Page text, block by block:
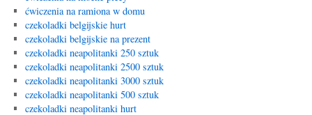
ćwiczenia na ramiona w domu
czekoladki belgijskie hurt
czekoladki belgijskie na prezent
czekoladki neapolitanki 250 sztuk
czekoladki neapolitanki 2500 sztuk
czekoladki neapolitanki 3000 sztuk
czekoladki neapolitanki 500 sztuk
czekoladki neapolitanki hurt